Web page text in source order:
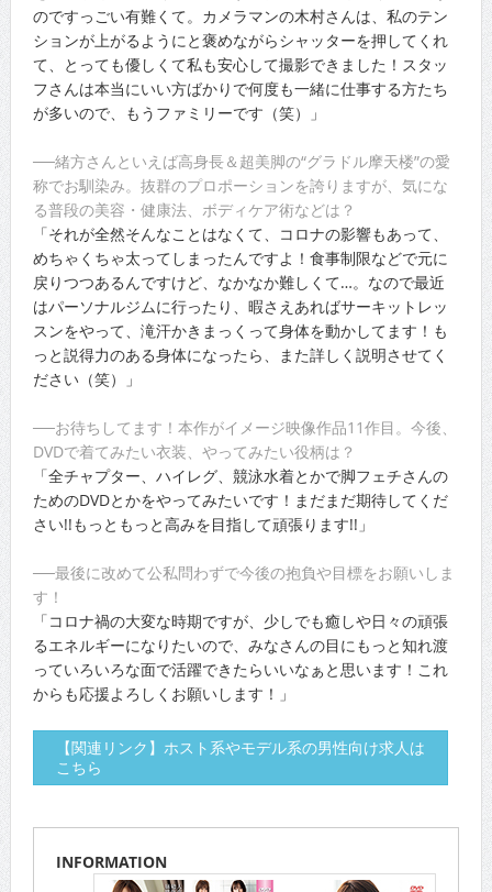
のですっごい有難くて。カメラマンの木村さんは、私のテン
ションが上がるようにと褒めながらシャッターを押してくれ
て、とっても優しくて私も安心して撮影できました！スタッ
フさんは本当にいい方ばかりで何度も一緒に仕事する方たち
が多いので、もうファミリーです（笑）」
──緒方さんといえば高身長＆超美脚の“グラドル摩天楼”の愛
称でお馴染み。抜群のプロポーションを誇りますが、気にな
る普段の美容・健康法、ボディケア術などは？
「それが全然そんなことはなくて、コロナの影響もあって、
めちゃくちゃ太ってしまったんですよ！食事制限などで元に
戻りつつあるんですけど、なかなか難しくて…。なので最近
はパーソナルジムに行ったり、暇さえあればサーキットレッ
スンをやって、滝汗かきまっくって身体を動かしてます！も
っと説得力のある身体になったら、また詳しく説明させてく
ださい（笑）」
──お待ちしてます！本作がイメージ映像作品11作目。今後、
DVDで着てみたい衣装、やってみたい役柄は？
「全チャプター、ハイレグ、競泳水着とかで脚フェチさんの
ためのDVDとかをやってみたいです！まだまだ期待してくだ
さい!!もっともっと高みを目指して頑張ります!!」
──最後に改めて公私問わずで今後の抱負や目標をお願いしま
す！
「コロナ禍の大変な時期ですが、少しでも癒しや日々の頑張
るエネルギーになりたいので、みなさんの目にもっと知れ渡
っていろいろな面で活躍できたらいいなぁと思います！これ
からも応援よろしくお願いします！」
【関連リンク】ホスト系やモデル系の男性向け求人は
こちら
INFORMATION